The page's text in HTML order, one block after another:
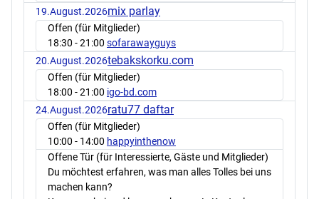
19.August.2026mix parlay
Offen (für Mitglieder)
18:30 - 21:00 sofarawayguys
20.August.2026tebakskorku.com
Offen (für Mitglieder)
18:00 - 21:00 igo-bd.com
24.August.2026ratu77 daftar
Offen (für Mitglieder)
10:00 - 14:00 happyinthenow
Offene Tür (für Interessierte, Gäste und Mitglieder)
Du möchtest erfahren, was man alles Tolles bei uns
machen kann?